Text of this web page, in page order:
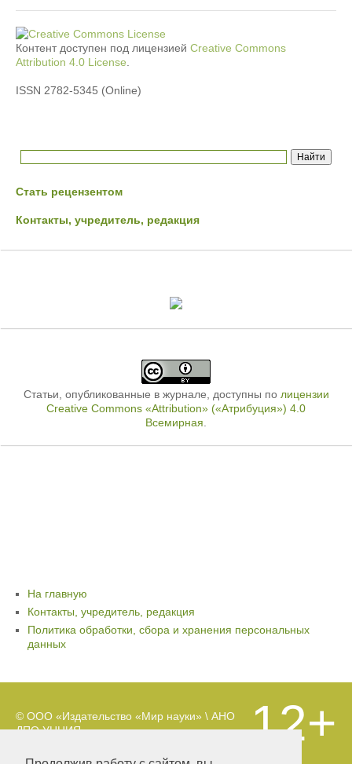
Контент доступен под лицензией Creative Commons
Attribution 4.0 License
ISSN 2782-5345 (Online)
Стать рецензентом
Контакты, учредитель, редакция
Статьи, опубликованные в журнале, доступны по лицензии
Creative Commons «Attribution» («Атрибуция») 4.0
Всемирная
На главную
Контакты, учредитель, редакция
Политика обработки, сбора и хранения персональных
данных
© ООО «Издательство «Мир науки» \ АНО
ДПО УНЦИЯ.
охраняются Законом о защите авторских
12+